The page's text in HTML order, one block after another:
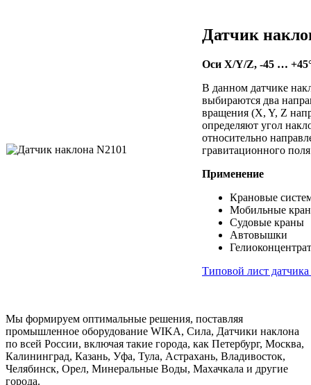
Датчик
Оси X/Y/Z, -45 …
В данном датчике
выбираются два
вращения (X, Y, Z
определяют угол
относительно
гравитационного
Применение
Крановые
Мобильные
Судовые краны
Автовышки
Типовой лист
Мы формируем оптимальные решения, поставляя
промышленное оборудование WIKA, Сила, Датчики наклона
по всей России, включая такие города, как Петербург, Москва,
Калининград, Казань, Уфа, Тула, Астрахань, Владивосток,
Челябинск, Орел, Минеральные Воды, Махачкала и другие
города.